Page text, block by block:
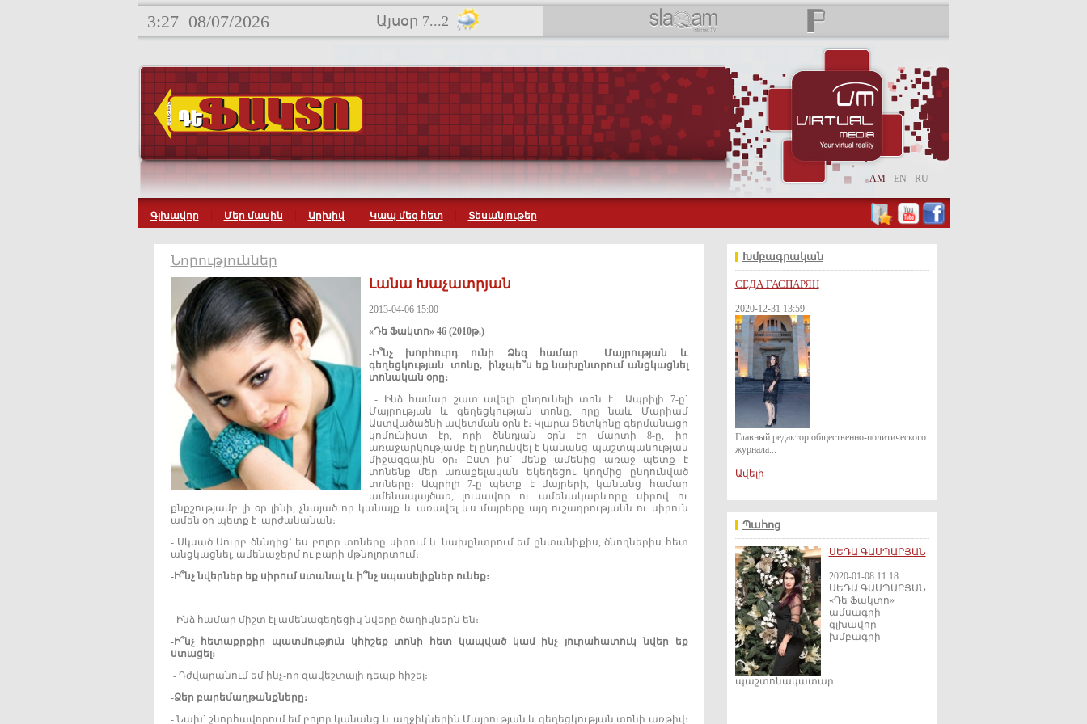
3:27 08/07/2026 Այսօր 7...2
AM EN RU
Գլխավոր Մեր մասին Արխիվ Կապ մեզ հետ Տեսանյութեր
Նորություններ
Լանա Խաչատրյան
2013-04-06 15:00
«Դե Ֆակտո» 46 (2010թ.)
-Ի՞նչ խորհուրդ ունի Ձեզ համար Մայրության
և
գեղեցկության
տոնը, ինչպե՞ս եք նախընտրում անցկացնել
տոնական օրը։
- Ինձ համար շատ ավելի ընդունելի տոն է Ապրիլի 7-ը`
Մայրության և գեղեցկության տոնը, որը նաև Մարիամ
Աստվածածնի ավետման օրն է։ Կլարա Ցետկինը գերմանացի
կոմունիստ էր, որի ծննդյան օրն էր մարտի 8-ը, իր
առաջարկությամբ էլ ընդունվել է կանանց պաշտպանության
միջազգային օր։ Ըստ իս` մենք ամենից առաջ պետք է
տոնենք մեր առաքելական եկեղեցու կողմից ընդունված
տոները։ Ապրիլի 7-ը պետք է մայրերի, կանանց համար
ամենապայծառ, լուսավոր ու ամենակարևորը սիրով ու
քնքշությամբ լի օր լինի, չնայած որ կանայք և առավել ևս մայրերը այդ ուշադրությանն ու սիրուն
ամեն օր պետք է արժանանան։
- Սկսած Սուրբ ծննդից` ես բոլոր տոները սիրում և նախընտրում եմ ընտանիքիս, ծնողներիս հետ
անցկացնել, ամենաջերմ ու բարի մթնոլորտում։
-Ի՞նչ նվերներ եք սիրում ստանալ և ի՞նչ սպասելիքներ ունեք։
- Ինձ համար միշտ էլ ամենագեղեցիկ նվերը ծաղիկներն են։
-Ի՞նչ հետաքրքիր պատմություն կհիշեք տոնի հետ կապված կամ ինչ յուրահատուկ նվեր
եք
ստացել։
- Դժվարանում եմ ինչ-որ զավեշտալի դեպք հիշել։
-Ձեր բարեմաղթանքները։
- Նախ` շնորհավորում եմ բոլոր կանանց և աղջիկներին Մայրության և գեղեցկության տոնի առթիվ։
Խմբագրական
СЕДА ГАСПАРЯН
2020-12-31 13:59
Главный редактор общественно-политического
журнала...
Ավելի
Պահոց
ՍԵԴԱ ԳԱՍՊԱՐՅԱՆ
2020-01-08 11:18
ՍԵԴԱ ԳԱՍՊԱՐՅԱՆ
«Դե Ֆակտո»
ամսագրի
գլխավոր
խմբագրի
պաշտոնակատար...